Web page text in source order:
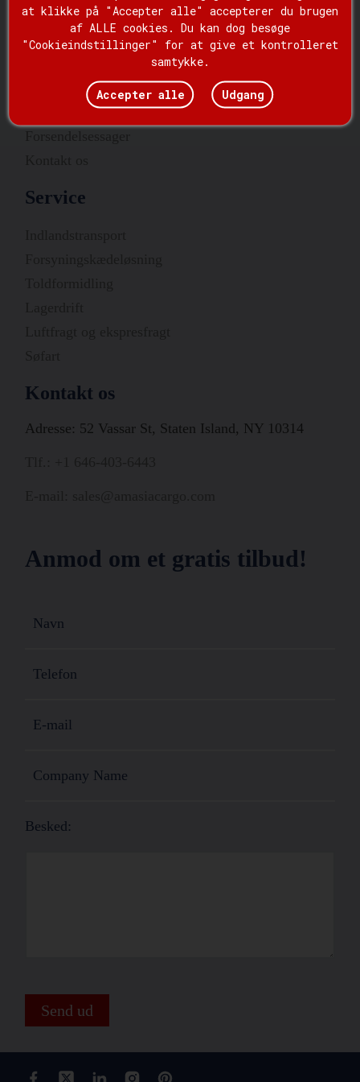
Hjem
Service
Kontakt os
Adresse: 52 Vassar St, Staten Island, NY 10314
Anmod om et gratis tilbud!
Besked:
Send ud
at klikke på "Accepter alle" accepterer du brugen
af ​​ALLE cookies. Du kan dog besøge
"Cookieindstillinger" for at give et kontrolleret
samtykke.
Accepter alle Udgang